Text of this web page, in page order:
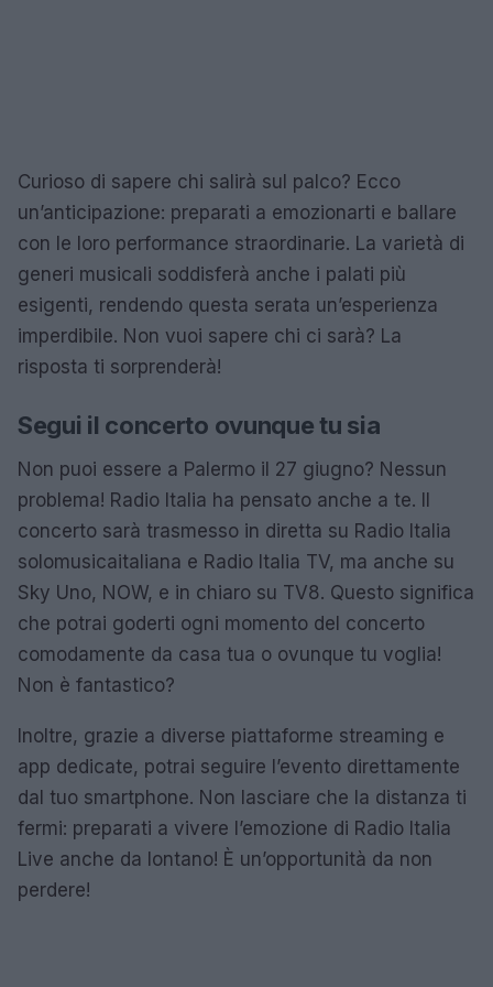
Curioso di sapere chi salirà sul palco? Ecco
un’anticipazione: preparati a emozionarti e ballare
con le loro performance straordinarie. La varietà di
generi musicali soddisferà anche i palati più
esigenti, rendendo questa serata un’esperienza
imperdibile. Non vuoi sapere chi ci sarà? La
risposta ti sorprenderà!
Segui il concerto ovunque tu sia
Non puoi essere a Palermo il 27 giugno? Nessun
problema! Radio Italia ha pensato anche a te. Il
concerto sarà trasmesso in diretta su Radio Italia
solomusicaitaliana e Radio Italia TV, ma anche su
Sky Uno, NOW, e in chiaro su TV8. Questo significa
che potrai goderti ogni momento del concerto
comodamente da casa tua o ovunque tu voglia!
Non è fantastico?
Inoltre, grazie a diverse piattaforme streaming e
app dedicate, potrai seguire l’evento direttamente
dal tuo smartphone. Non lasciare che la distanza ti
fermi: preparati a vivere l’emozione di Radio Italia
Live anche da lontano! È un’opportunità da non
perdere!